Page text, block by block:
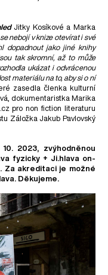
Jitky Kosíkové a Marka
nebojí v knize otevírat i své
dopadnout jako jiné knihy
tak skromní, až to může
ukázat i odvrácenou
materiálu na to, aby si o ní
zasedla členka kulturní
dokumentaristka Marika
pro non fiction literaturu
Záložka Jakub Pavlovský
2023, zvýhodněnou
fyzicky + Ji.hlava on-
Za akreditaci je možné
Děkujeme.